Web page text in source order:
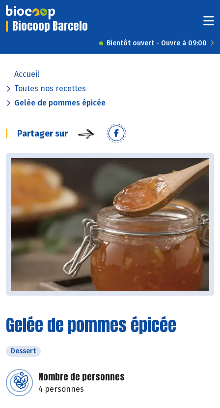
Biocoop Barcelo
Bientôt ouvert - Ouvre à 09:00
Accueil
Toutes nos recettes
Gelée de pommes épicée
Partager sur
Gelée de pommes épicée
Dessert
Nombre de personnes
4 personnes